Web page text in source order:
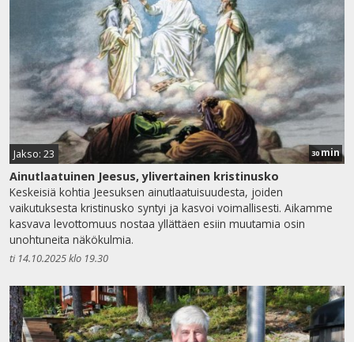
Jakso: 23 30min
Ainutlaatuinen Jeesus, ylivertainen kristinusko
Keskeisiä kohtia Jeesuksen ainutlaatuisuudesta, joiden
vaikutuksesta kristinusko syntyi ja kasvoi voimallisesti. Aikamme
kasvava levottomuus nostaa yllättäen esiin muutamia osin
unohtuneita näkökulmia.
ti 14.10.2025 klo 19.30